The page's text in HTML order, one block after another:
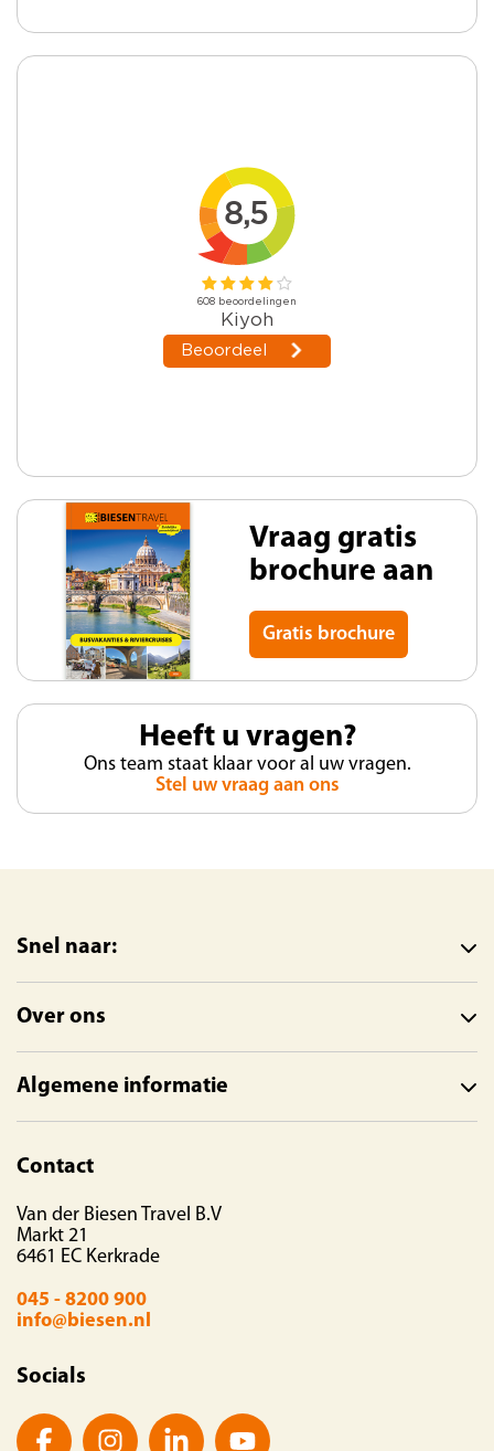
Vraag gratis
brochure aan
Gratis brochure
Heeft u vragen?
Ons team staat klaar voor al uw vragen.
Stel uw vraag aan ons
Snel naar:
Over ons
Algemene informatie
Contact
Van der Biesen Travel B.V
Markt 21
6461 EC Kerkrade
045 - 8200 900
info@biesen.nl
Socials